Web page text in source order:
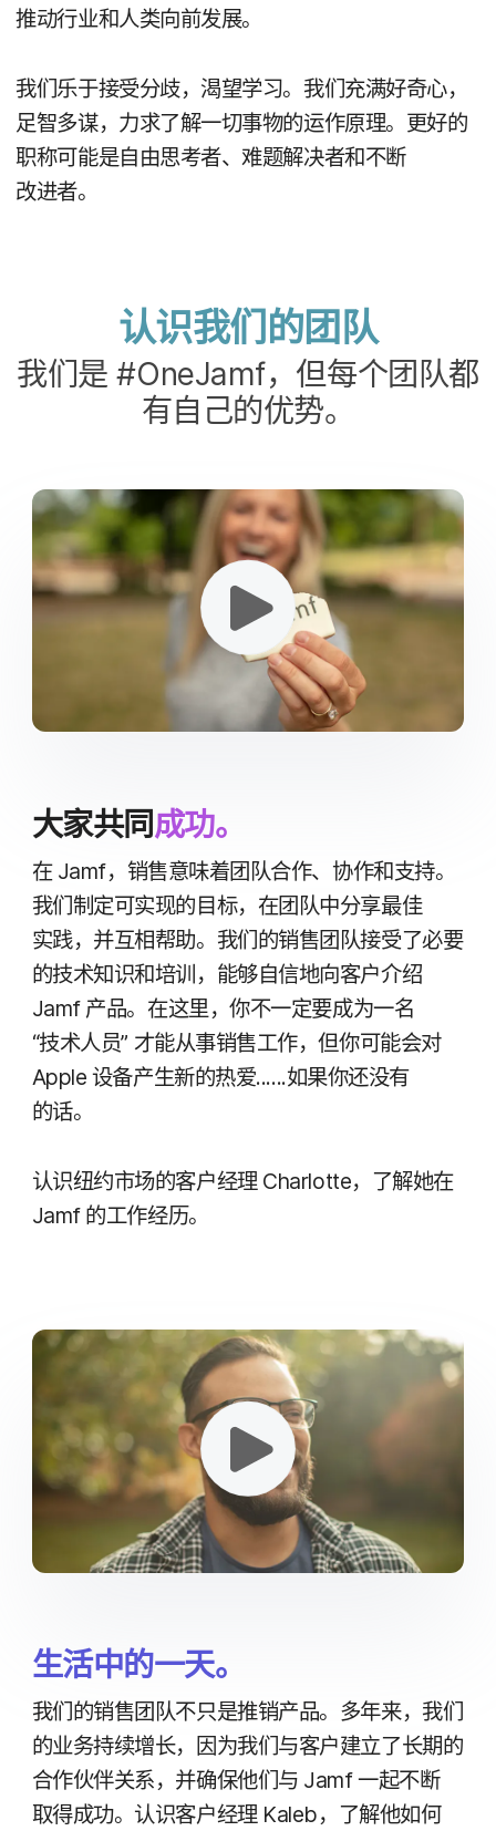
推动​行业​和​人类​向​前​发展。
我们​乐于​接受​分歧，​渴望​学习。​我们​充满​好​奇心，​
足智​多谋，​力求​了解​一切​事物​的​运作​原理。​更好​的​
职称​可能​是​自由​思考者、​难题​解决者​和​不断​
改进者。
认识​我们​的​团队
我们​是 #OneJamf，​但​每​个​团队​都​
有​自己​的​优势。
大家​共同成功。
在Jamf，​销售意味​着​团队​合作、​协作​和​支持。​
我们​制定​可​实现​的​目标，​在​团队​中​分享​最​佳​
实践，​并​互​相​帮助。​我们​的​销售​团队​接受​了​必要​
的​技术​知识​和​培训，​能够​自信​地​向​客户​介绍
Jamf 产品。​在​这里，​你​不​一定​要​成为​一​名
“技术​人员” 才​能​从事销售​工作，​但​你​可能​会​对
Apple 设备​产生​新​的​热爱​.​...​..​如果​你​还​没有​
的话。
认识​纽约​市场​的​客户​经理Charlotte，​了解​她​在
Jamf 的​工作​经历。
生活​中​的​一​天。
我们​的​销售​团队​不​只​是​推销​产品。​多​年​来，​我们​
的​业务​持续​增长，​因为​我们​与​客户​建立​了​长期​的​
合作​伙伴​关系，​并​确保​他们​与 Jamf一起​不断​
取得​成功。​认识​客户​经理Kaleb，​了解​他​如何​